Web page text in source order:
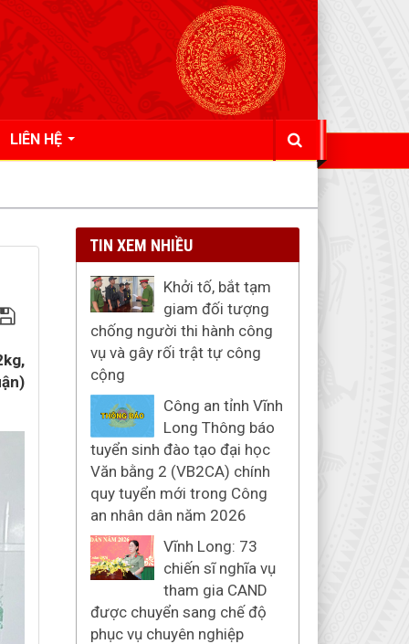
LIÊN HỆ
TIN XEM NHIỀU
Khởi tố, bắt tạm
giam đối tượng
chống người thi hành công
vụ và gây rối trật tự công
cộng
Công an tỉnh Vĩnh
Long Thông báo
tuyển sinh đào tạo đại học
Văn bằng 2 (VB2CA) chính
quy tuyển mới trong Công
an nhân dân năm 2026
Vĩnh Long: 73
chiến sĩ nghĩa vụ
tham gia CAND
được chuyển sang chế độ
phục vụ chuyên nghiệp